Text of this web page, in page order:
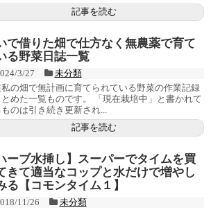
記事を読む
で借りた畑で仕方なく無農薬で育て
る野菜日誌一覧
3/27
未分類
の畑で無計画に育てられている野菜の作業記録
とめた一覧ものです。 「現在栽培中」と書かれて
のは引き続き更新され...
記事を読む
ーブ水挿し】スーパーでタイムを買
きて適当なコップと水だけで増やし
る【コモンタイム１】
11/26
未分類